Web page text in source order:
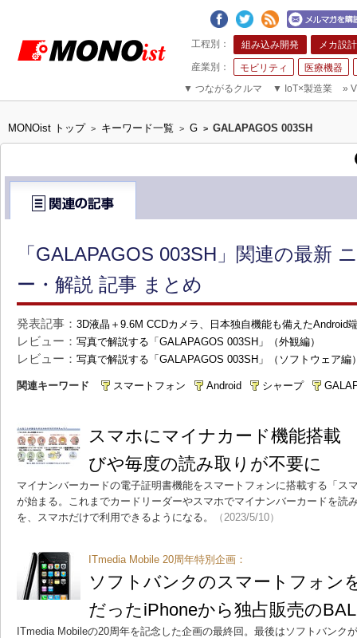
組み込み開発 メカ設計
モビリティ
医療機器
▼ つながるクルマ ▼ IoT×製造業 »
MONOist トップ > キーワード一覧 > G > GALAPAGOS 003SH
「GALAPAGOS 003SH」関連の最新
ー・解説 記事 まとめ
発表記事： 3D液晶＋9.6M CCDカメラ、日本独自機能も備えたAndroid
レビュー： 写真で解説する「GALAPAGOS 003SH」（外観編）
レビュー： 写真で解説する「GALAPAGOS 003SH」（ソフトウェア編
関連キーワード スマートフォン Android シャープ
スマホにマイナカード機能搭
びや毎度の読み取りが不要に
マイナンバーカードの電子証明書機能をスマートフォンに搭載する「ス
が始まる。これまでカードリーダーやスマホでマイナンバーカードを読
を、スマホだけで利用できるようになる。
（2023/5/10）
ITmedia Mobile 20周年特別企画：
ソフトバンクのスマートフォ
だったiPhoneから独占販売の
ITmedia Mobileの20周年を記念した企画の最終回。最後はソフトバンク